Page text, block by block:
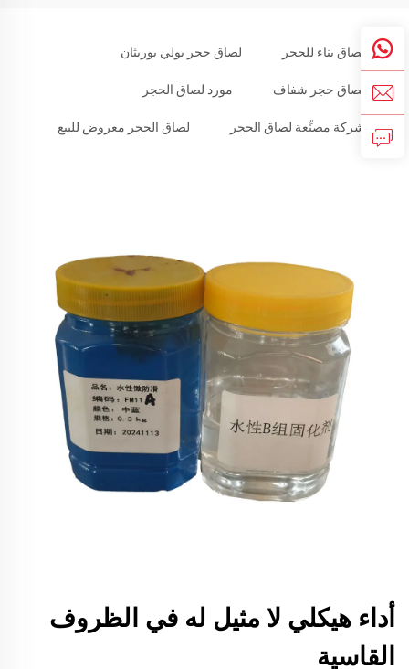
لصاق بناء للحجر لصاق حجر بولي يوريثان
لصاق حجر شفاف مورد لصاق الحجر
شركة مصنِّعة لصاق الحجر لصاق الحجر معروض للبيع
أداء هيكلي لا مثيل له في الظروف
القاسية